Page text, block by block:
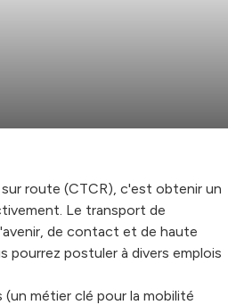
route (CTCR), c'est obtenir un
Le transport de
de contact et de haute
pourrez postuler à divers emplois
métier clé pour la mobilité